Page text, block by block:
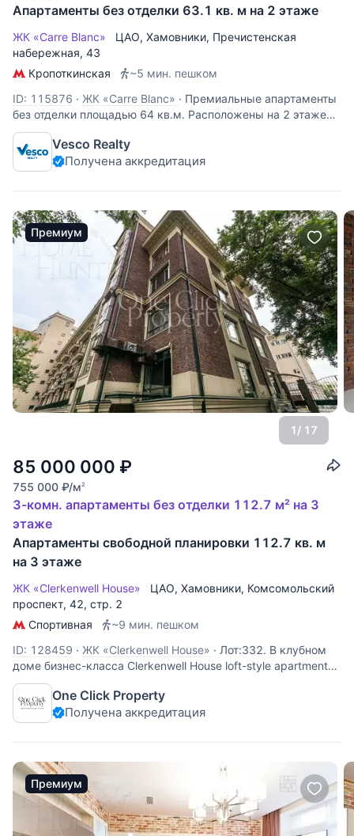
Апартаменты без отделки 63.1 кв. м на 2 этаже
ЖК «Carre Blanc» ЦАО, Хамовники, Пречистенская
набережная, 43
Кропоткинская
~5 мин. пешком
ID: 115876 · ЖК «Carre Blanc» · Премиальные апартаменты
без отделки площадью 64 кв.м. Расположены на 2 этаже
нового клубного дома Carre blanc на Пречистенской
набережной у Храма Христа Спасителя. Планировка:
кухня-гостиная, спальня с ванной и гардеробной
Vesco Realty
Получена аккредитация
Премиум
1/ 17
85 000 000 ₽
755 000 ₽/м2
3-комн. апартаменты без отделки 112.7 м² на 3
этаже
Апартаменты свободной планировки 112.7 кв. м
на 3 этаже
ЖК «Clerkenwell House» ЦАО, Хамовники, Комсомольский
проспект, 42, стр. 2
Спортивная
~9 мин. пешком
ID: 128459 · ЖК «Clerkenwell House» · Лот:332. В клубном
доме бизнес-класса Clerkenwell House loft-style apartments,
расположенном в престижном районе Хамовники,
предлагаются двухкомнатные апартаменты на 2-м
этаже, с видом во двор, без отделки, свободной
One Click Property
Получена аккредитация
Премиум